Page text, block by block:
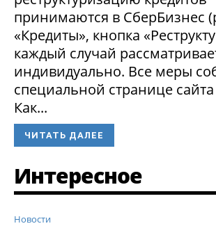
принимаются в СберБизнес
«Кредиты», кнопка
каждый случай
индивидуально. Все меры
специальной странице
Как...
ЧИТАТЬ ДАЛЕЕ
Интересное
Новости